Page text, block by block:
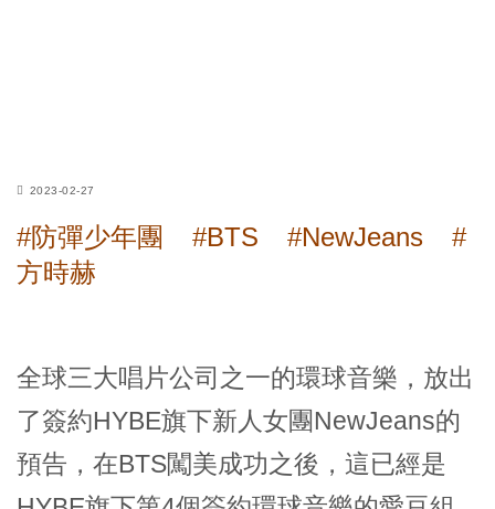
2023-02-27
#防彈少年團 #BTS #NewJeans
#
方時赫
全球三大唱片公司之一的環球音樂，放出
了簽約HYBE旗下新人女團NewJeans的
預告，在BTS闖美成功之後，這已經是